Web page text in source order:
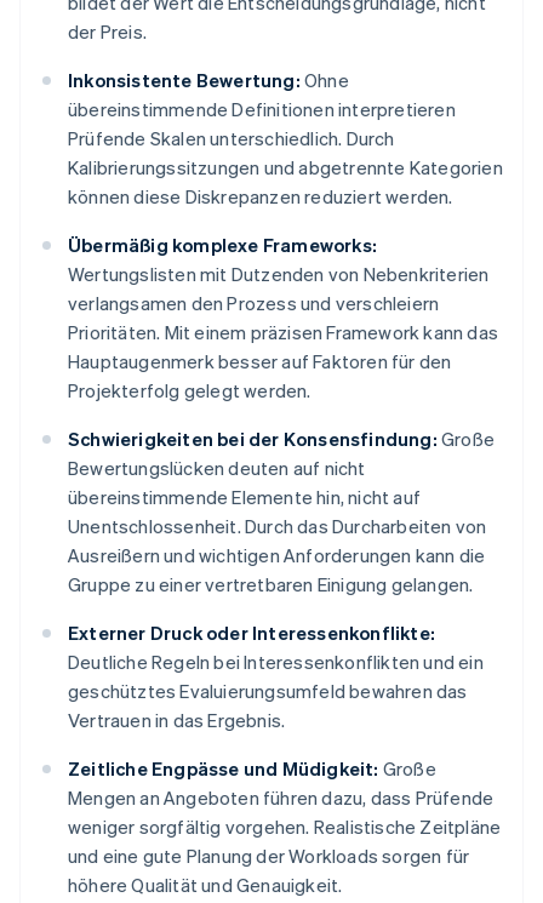
der Preis.
Inkonsistente Bewertung: Ohne
übereinstimmende Definitionen interpretieren
Prüfende Skalen unterschiedlich. Durch
Kalibrierungssitzungen und abgetrennte Kategorien
können diese Diskrepanzen reduziert werden.
Übermäßig komplexe Frameworks:
Wertungslisten mit Dutzenden von Nebenkriterien
verlangsamen den Prozess und verschleiern
Prioritäten. Mit einem präzisen Framework kann das
Hauptaugenmerk besser auf Faktoren für den
Projekterfolg gelegt werden.
Schwierigkeiten bei der Konsensfindung: Große
Bewertungslücken deuten auf nicht
übereinstimmende Elemente hin, nicht auf
Unentschlossenheit. Durch das Durcharbeiten von
Ausreißern und wichtigen Anforderungen kann die
Gruppe zu einer vertretbaren Einigung gelangen.
Externer Druck oder Interessenkonflikte:
Deutliche Regeln bei Interessenkonflikten und ein
geschütztes Evaluierungsumfeld bewahren das
Vertrauen in das Ergebnis.
Zeitliche Engpässe und Müdigkeit: Große
Mengen an Angeboten führen dazu, dass Prüfende
weniger sorgfältig vorgehen. Realistische Zeitpläne
und eine gute Planung der Workloads sorgen für
höhere Qualität und Genauigkeit.